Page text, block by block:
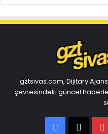
gztsivas.com, Dijitary
çevresindeki güncel
Facebook
X